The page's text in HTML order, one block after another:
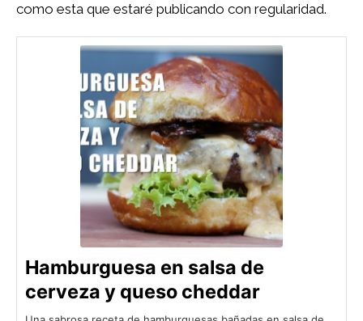
como esta que estaré publicando con regularidad.
Hamburguesa en salsa de
cerveza y queso cheddar